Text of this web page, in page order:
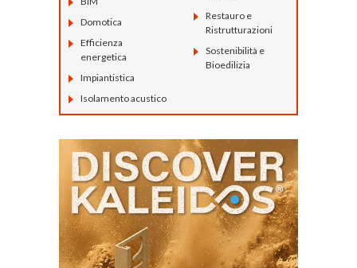
Domotica
Efficienza
energetica
Impiantistica
Isolamento acustico
Restauro e
Ristrutturazioni
Sostenibilità e
Bioedilizia